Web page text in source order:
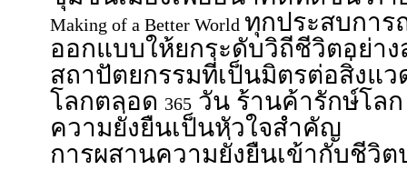
Making of a Better World ทุกประสบกา
ออกแบบให้ยกระดับวิถีชีวิตอย่าง
สถาปัตยกรรมที่เป็นมิตรต่อสิ่งแ
โลกตลอด 365 วัน ร้านค้ารักษ์โล
ความยั่งยืนเป็นหัวใจสำคั
การผสานความยั่งยืนเข้ากับชีวิต